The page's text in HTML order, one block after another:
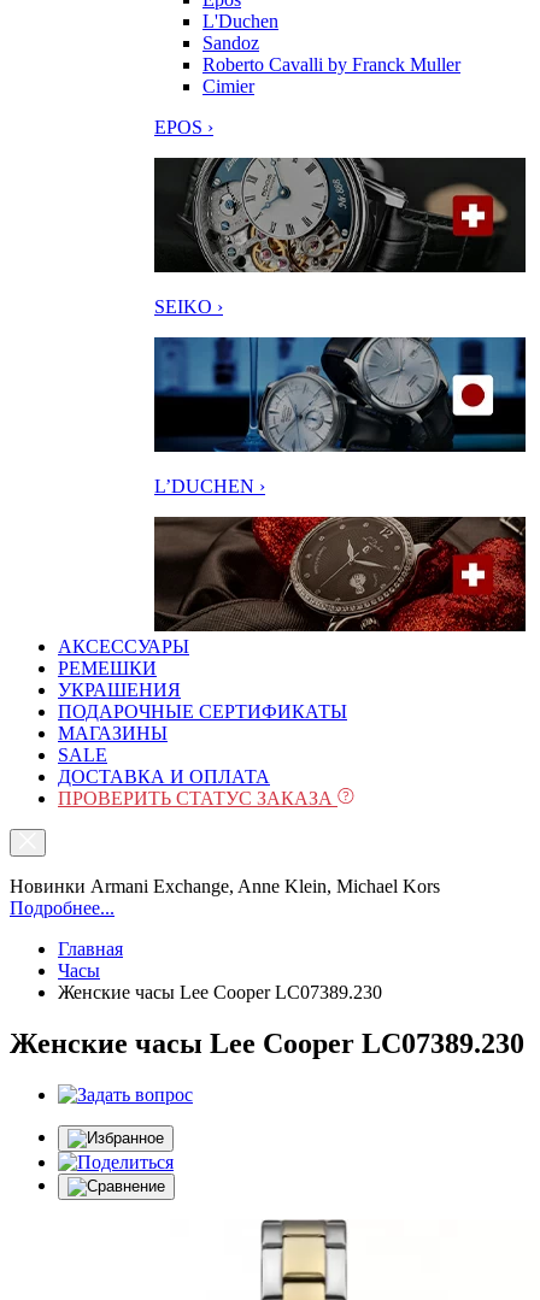
L'Duchen
Sandoz
Roberto Cavalli by Franck Muller
Cimier
EPOS ›
SEIKO ›
L’DUCHEN ›
АКСЕССУАРЫ
РЕМЕШКИ
УКРАШЕНИЯ
ПОДАРОЧНЫЕ СЕРТИФИКАТЫ
МАГАЗИНЫ
SALE
ДОСТАВКА И ОПЛАТА
ПРОВЕРИТЬ СТАТУС ЗАКАЗА
Новинки Armani Exchange, Anne Klein, Michael Kors
Подробнее...
Главная
Часы
Женские часы Lee Cooper LC07389.230
Женские часы Lee Cooper LC07389.230